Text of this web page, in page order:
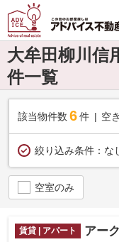
大牟田柳川信
件一覧
該当物件数 6件 空
絞り込み条件： な
空室のみ
賃貸 | アパート アー